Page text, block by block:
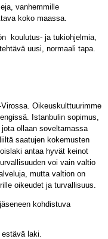
vanhemmille
koko maassa.
koulutus- ja tukiohjelmia,
uusi, normaali tapa.
Oikeuskulttuurimme
Istanbulin sopimus,
ollaan soveltamassa
saatujen kokemusten
antaa hyvät keinot
voi vain valtio
mutta valtion on
oikeudet ja turvallisuus.
kohdistuva
laki.